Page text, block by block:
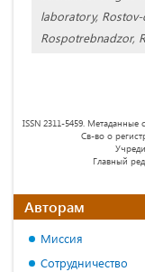
laboratory,
Rospotrebnadzor,
ISSN 2311-5459. Метаданные
Св-во о
Главный
Авторам
Миссия
Сотрудничество